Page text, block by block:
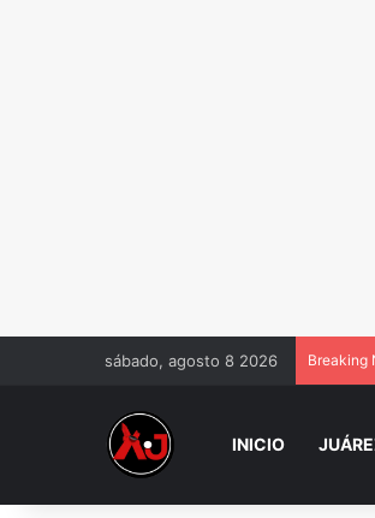
sábado, agosto 8 2026 Breaking
INICIO